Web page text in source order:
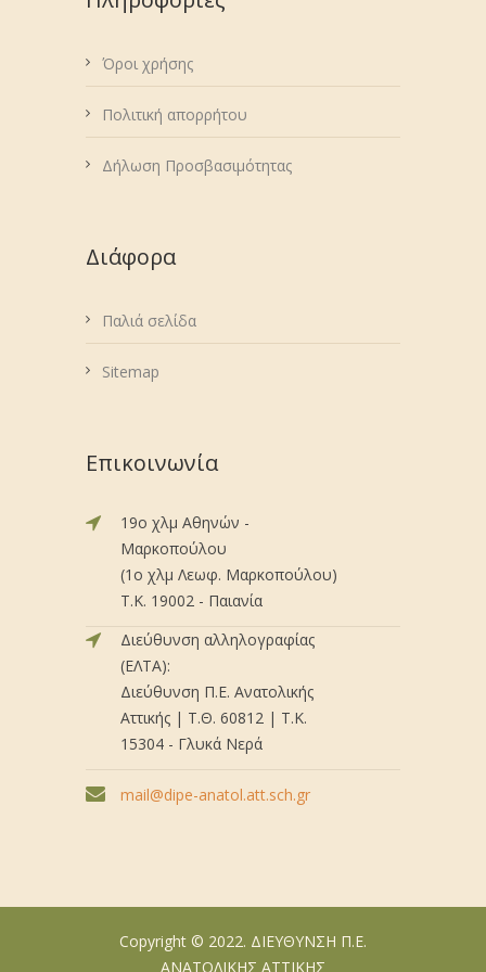
Όροι χρήσης
Πολιτική απορρήτου
Δήλωση Προσβασιμότητας
Διάφορα
Παλιά σελίδα
Sitemap
Επικοινωνία
19ο χλμ Αθηνών -
Μαρκοπούλου
(1ο χλμ Λεωφ. Μαρκοπούλου)
Τ.Κ. 19002 - Παιανία
Διεύθυνση αλληλογραφίας
(ΕΛΤΑ):
Διεύθυνση Π.Ε. Ανατολικής
Αττικής | Τ.Θ. 60812 | Τ.Κ.
15304 - Γλυκά Νερά
mail@dipe-anatol.att.sch.gr
Copyright © 2022. ΔΙΕΥΘΥΝΣΗ Π.Ε.
ΑΝΑΤΟΛΙΚΗΣ ΑΤΤΙΚΗΣ